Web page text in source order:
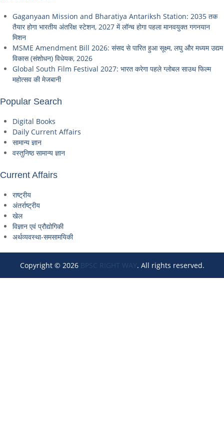
Gaganyaan Mission and Bharatiya Antariksh Station: 2035 तक
तैयार होगा भारतीय अंतरिक्ष स्टेशन, 2027 में लॉन्च होगा पहला मानवयुक्त गगनयान
मिशन
MSME Amendment Bill 2026: संसद से पारित हुआ सूक्ष्म, लघु और मध्यम उद्यम
विकास (संशोधन) विधेयक, 2026
Global South Film Festival 2027: भारत करेगा पहले ग्लोबल साउथ फिल्म
महोत्सव की मेजबानी
Popular Search
Digital Books
Daily Current Affairs
सामान्य ज्ञान
वस्तुनिष्ठ सामान्य ज्ञान
Current Affairs
राष्ट्रीय
अंतर्राष्ट्रीय
खेल
विज्ञान एवं प्रौद्योगिकी
अर्थव्यवस्था-समसामयिकी
Copyright © 2026 BPSC RIGHT WAY . All rights reserved.